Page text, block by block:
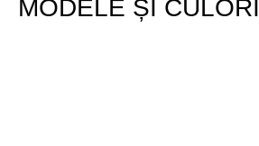
MODELE ȘI CULORI